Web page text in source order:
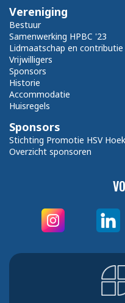
Vereniging
Bestuur
Samenwerking HPBC '23
Lidmaatschap en contributie
Vrijwilligers
Sponsors
Historie
Accommodatie
Huisregels
Sponsors
Stichting Promotie HSV Hoek
Overzicht sponsoren